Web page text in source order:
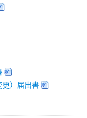
）届出書